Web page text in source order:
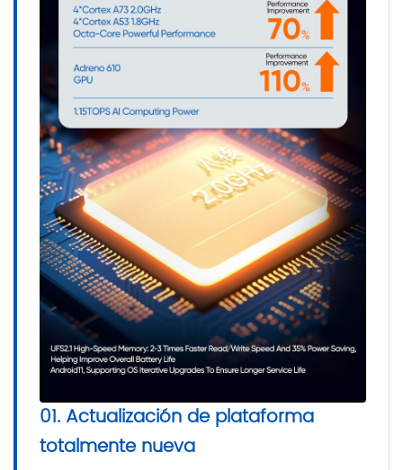
01. Actualización de plataforma
totalmente nueva